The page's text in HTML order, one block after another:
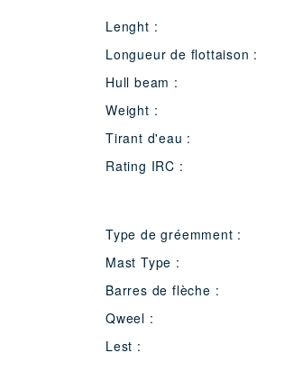
Lenght :
Longueur de flottaison :
Hull beam :
Weight :
Tirant d'eau :
Rating IRC :
Type de gréemment :
Mast Type :
Barres de flèche :
Qweel :
Lest :